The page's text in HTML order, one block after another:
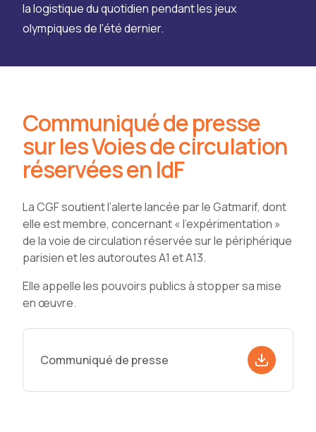
la logistique du quotidien pendant les jeux
olympiques de l'été dernier.
Communiqué de presse
sur les Voies de circulation
réservées en IdF
La CGF soutient l’alerte lancée par le Gatmarif, dont
elle est membre, concernant « l’expérimentation »
de la voie de circulation réservée sur le périphérique
parisien et les autoroutes A1 et A13.
Elle appelle les pouvoirs publics à stopper sa mise
en œuvre.
Communiqué de presse